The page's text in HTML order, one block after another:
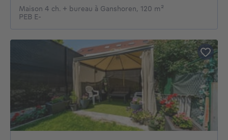
Maison 4 ch. + bureau à Ganshoren, 120 m²
PEB E-